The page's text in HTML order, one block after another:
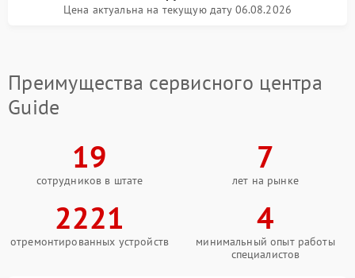
Цена актуальна на текущую дату 06.08.2026
Преимущества сервисного центра
Guide
19
сотрудников в штате
7
лет на рынке
2221
отремонтированных устройств
4
минимальный опыт работы
специалистов